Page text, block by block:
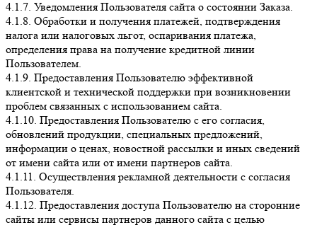
4.1.7. Уведомления Пользователя сайта о состоянии Заказа.
4.1.8. Обработки и получения платежей, подтверждения
налога или налоговых льгот, оспаривания платежа,
определения права на получение кредитной линии
Пользователем.
4.1.9. Предоставления Пользователю эффективной
клиентской и технической поддержки при возникновении
проблем связанных с использованием сайта.
4.1.10. Предоставления Пользователю с его согласия,
обновлений продукции, специальных предложений,
информации о ценах, новостной рассылки и иных сведений
от имени сайта или от имени партнеров сайта.
4.1.11. Осуществления рекламной деятельности с согласия
Пользователя.
4.1.12. Предоставления доступа Пользователю на сторонние
сайты или сервисы партнеров данного сайта с целью